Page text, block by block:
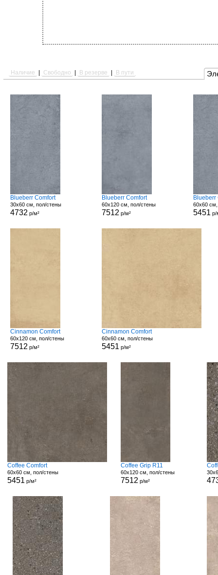
Наличие Свободно В резерве В пути
Blueberr Comfort
30x60 см, пол/стены
4732 р/м²
Blueberr Comfort
60x120 см, пол/стены
7512 р/м²
Blueberr
60x60
5451 р/
Cinnamon Comfort
60x120 см, пол/стены
7512 р/м²
Cinnamon Comfort
60x60 см, пол/стены
5451 р/м²
Coffee Comfort
60x60 см, пол/стены
5451 р/м²
Coffee Grip R11
60x120 см, пол/стены
7512 р/м²